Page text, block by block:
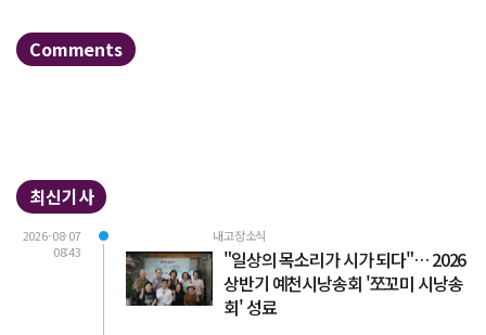
Comments
최신기사
2026-08-07
08:43
내고장소식
"일상의 목소리가 시가 되다"… 2026
상반기 예천시낭송회 '쪼꼬미 시낭송
회' 성료